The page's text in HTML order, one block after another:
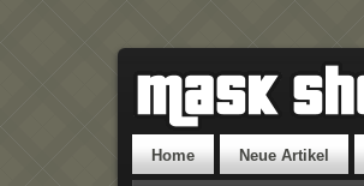
Home Neue Artikel